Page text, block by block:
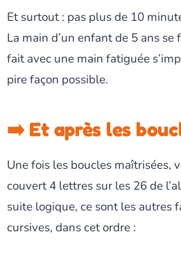
Et surtout : pas plus de 10
La main d’un enfant de 5 ans
fait avec une main fatiguée
pire façon possible.
➡️ Et après les
Une fois les boucles maîtrisées,
couvert 4 lettres sur les 26 de
suite logique, ce sont les autres
cursives, dans cet ordre :